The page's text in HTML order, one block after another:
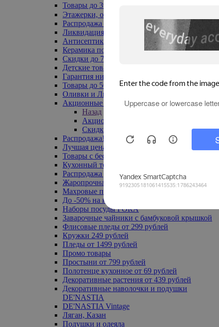
Товары до 399₽
Этажерки, обувницы
Распродажа текстиля до -50%
Ликвидация до -70%
Антисептики
Керамика по 129 руб
Скидки до 70%
Детские товары
Гарантия низкой цены
Товары до 500 руб
Оливки и Лимоны
Акционные товары
Назад
Акционные товары
Скидка 20% по промокоду
Распродажа! Ульяновск до -70%
Лучшая цена
Товары с бесплатной доставкой
Кухонный текстиль
Распродажа до -50%
Жаропрочная посуда
Махровые полотенца
До -50% на ковры
Наборы посуды FORA
Заварочные чайники с бамбуковой крышкой
Флисовые пледы от 299 рублей
Кружки 249 рублей
Пледы от 1499 рублей
Промо товары
Простыни от 799 рублей
Полотенце кухонное от 69 рублей
Декоративные растения от 439 рублей
Декоративные наволочки и подушки
DE'NASTIA
DE'NASTIA Vintage
Ляган, Казан
Подушки и одеяла